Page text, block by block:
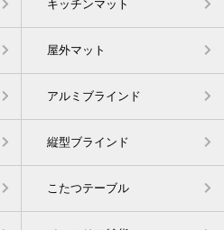
キッチンマット
屋外マット
アルミブラインド
縦型ブラインド
こたつテーブル